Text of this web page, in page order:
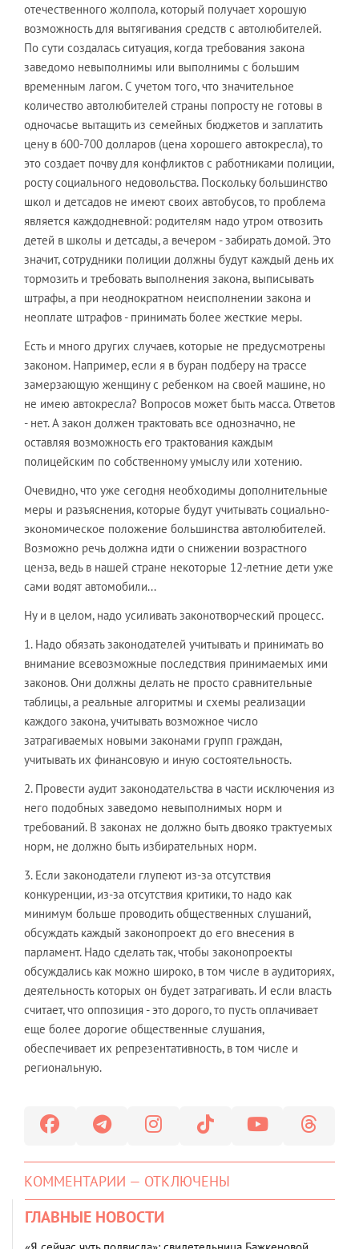
отечественного жолпола, который получает хорошую
возможность для вытягивания средств с автолюбителей.
По сути создалась ситуация, когда требования закона
заведомо невыполнимы или выполнимы с большим
временным лагом. С учетом того, что значительное
количество автолюбителей страны попросту не готовы в
одночасье вытащить из семейных бюджетов и заплатить
цену в 600-700 долларов (цена хорошего автокресла), то
это создает почву для конфликтов с работниками полиции,
росту социального недовольства. Поскольку большинство
школ и детсадов не имеют своих автобусов, то проблема
является каждодневной: родителям надо утром отвозить
детей в школы и детсады, а вечером - забирать домой. Это
значит, сотрудники полиции должны будут каждый день их
тормозить и требовать выполнения закона, выписывать
штрафы, а при неоднократном неисполнении закона и
неоплате штрафов - принимать более жесткие меры.
Есть и много других случаев, которые не предусмотрены
законом. Например, если я в буран подберу на трассе
замерзающую женщину с ребенком на своей машине, но
не имею автокресла? Вопросов может быть масса. Ответов
- нет. А закон должен трактовать все однозначно, не
оставляя возможность его трактования каждым
полицейским по собственному умыслу или хотению.
Очевидно, что уже сегодня необходимы дополнительные
меры и разъяснения, которые будут учитывать социально-
экономическое положение большинства автолюбителей.
Возможно речь должна идти о снижении возрастного
ценза, ведь в нашей стране некоторые 12-летние дети уже
сами водят автомобили...
Ну и в целом, надо усиливать законотворческий процесс.
1. Надо обязать законодателей учитывать и принимать во
внимание всевозможные последствия принимаемых ими
законов. Они должны делать не просто сравнительные
таблицы, а реальные алгоритмы и схемы реализации
каждого закона, учитывать возможное число
затрагиваемых новыми законами групп граждан,
учитывать их финансовую и иную состоятельность.
2. Провести аудит законодательства в части исключения из
него подобных заведомо невыполнимых норм и
требований. В законах не должно быть двояко трактуемых
норм, не должно быть избирательных норм.
3. Если законодатели глупеют из-за отсутствия
конкуренции, из-за отсутствия критики, то надо как
минимум больше проводить общественных слушаний,
обсуждать каждый законопроект до его внесения в
парламент. Надо сделать так, чтобы законопроекты
обсуждались как можно широко, в том числе в аудиториях,
деятельность которых он будет затрагивать. И если власть
считает, что оппозиция - это дорого, то пусть оплачивает
еще более дорогие общественные слушания,
обеспечивает их репрезентативность, в том числе и
региональную.
КОММЕНТАРИИ — ОТКЛЮЧЕНЫ
ГЛАВНЫЕ НОВОСТИ